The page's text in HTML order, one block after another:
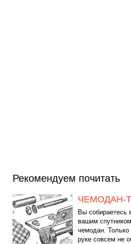
Рекомендуем почитать
ЧЕМОДАН-
Вы собираетесь
вашим
чемодан. Только
руке совсем не